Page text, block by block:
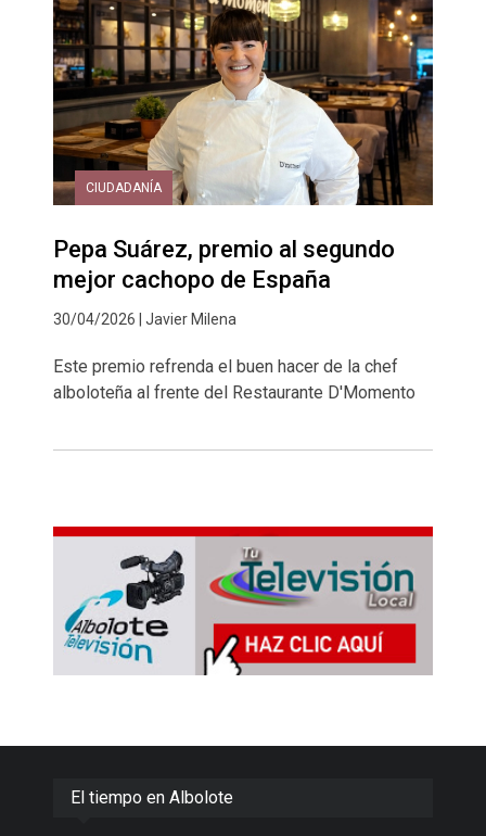
CIUDADANÍA
Pepa Suárez, premio al segundo
mejor cachopo de España
30/04/2026 | Javier Milena
Este premio refrenda el buen hacer de la chef
alboloteña al frente del Restaurante D'Momento
El tiempo en Albolote